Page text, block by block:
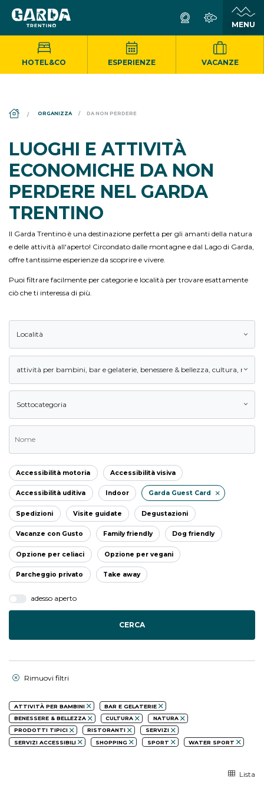
HOTEL&CO ESPERIENZE VACANZE
DS_BREADCRUMB.HOME
ORGANIZZA DA NON PERDERE
LUOGHI E ATTIVITÀ
ECONOMICHE DA NON
PERDERE NEL GARDA
TRENTINO
Il Garda Trentino è una destinazione perfetta per gli amanti della natura
e delle attività all'aperto! Circondato dalle montagne e dal Lago di Garda,
offre tantissime esperienze da scoprire e vivere.
Puoi filtrare facilmente per categorie e località per trovare esattamente
ciò che ti interessa di più.
Località
attività per bambini bar e gelaterie benessere & bellezza cultura natura
Sottocategoria
Accessibilità motoria Accessibilità visiva
Accessibilità uditiva Indoor Garda Guest Card
Spedizioni Visite guidate Degustazioni
Vacanze con Gusto Family friendly Dog friendly
Opzione per celiaci Opzione per vegani
Parcheggio privato Take away
adesso aperto
CERCA
Rimuovi filtri
ATTIVITÀ PER BAMBINI
BAR E GELATERIE
BENESSERE & BELLEZZA
CULTURA
NATURA
PRODOTTI TIPICI
RISTORANTI
SERVIZI
SERVIZI ACCESSIBILI
SHOPPING SPORT WATER SPORT
Lista